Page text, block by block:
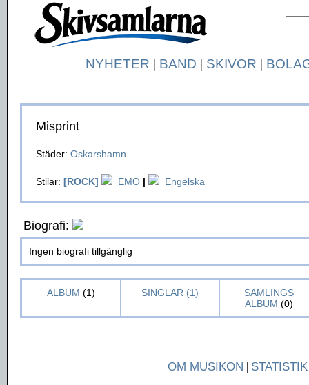
NYHETER | BAND | SKIVOR |
Misprint
Städer: Oskarshamn
Stilar: [ROCK] EMO | Engelska
Biografi:
Ingen biografi tillgänglig
ALBUM (1) SINGLAR (1)
SAMLINGS
ALBUM (0)
OM MUSIKON | STATISTIK